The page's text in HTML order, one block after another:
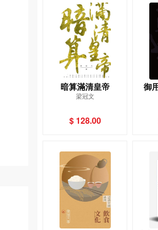
暗算滿清皇帝
梁冠文
$ 128.00
御